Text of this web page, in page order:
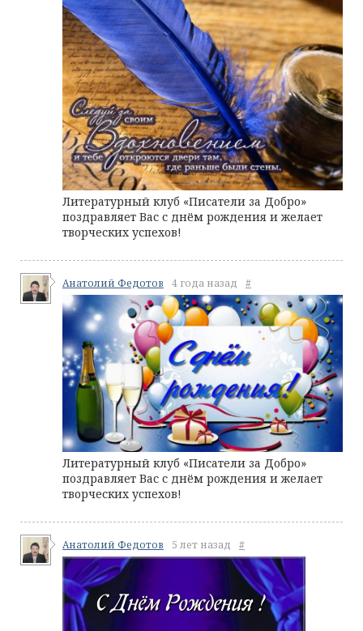
Литературный клуб «Писатели за Добро»
поздравляет Вас с днём рождения и желает
творческих успехов!
Анатолий Федотов 4 года назад #
Литературный клуб «Писатели за Добро»
поздравляет Вас с днём рождения и желает
творческих успехов!
Анатолий Федотов 5 лет назад #